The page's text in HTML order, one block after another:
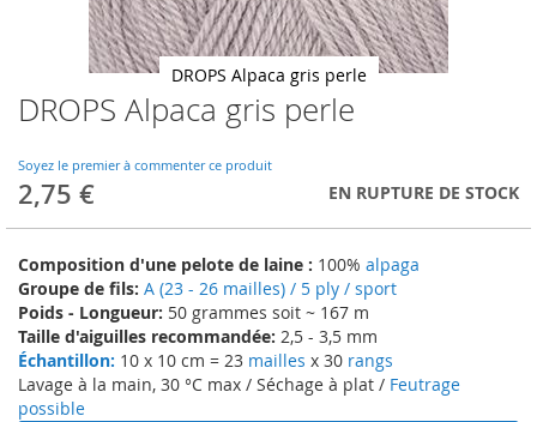
DROPS Alpaca gris perle
Soyez le premier à commenter ce produit
2,75 € EN RUPTURE DE STOCK
Composition d'une pelote de laine : 100% alpaga
Groupe de fils: A (23 - 26 mailles) / 5 ply / sport
Poids - Longueur: 50 grammes soit ~ 167 m
Taille d'aiguilles recommandée: 2,5 - 3,5 mm
Échantillon: 10 x 10 cm = 23 mailles x 30 rangs
Lavage à la main, 30 °C max / Séchage à plat / Feutrage
possible
DROPS Alpaca gris perle
Skip
to
beginning
of
the
gallery